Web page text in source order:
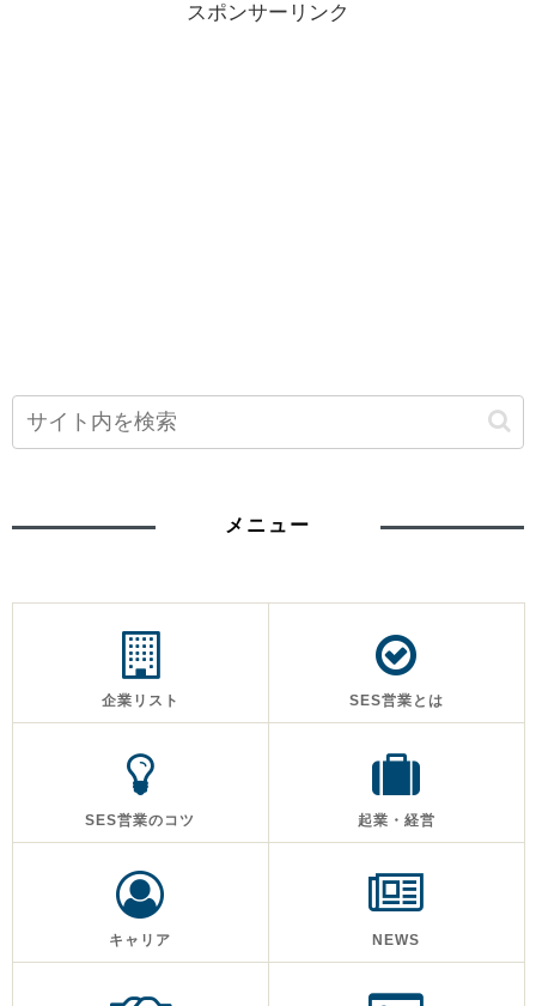
スポンサーリンク
メニュー
企業リスト SES営業とは
SES営業のコツ 起業・経営
キャリア NEWS